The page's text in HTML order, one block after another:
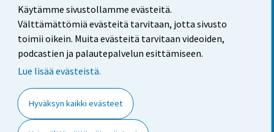
Käytämme sivustollamme evästeitä.
Välttämättömiä evästeitä tarvitaan, jotta sivusto
toimii oikein. Muita evästeitä tarvitaan videoiden,
podcastien ja palautepalvelun esittämiseen.
Lue lisää evästeistä.
Hyväksyn kaikki evästeet
Palaute
Käyttöehdot
Saavutettavuus
Tietoa sivustosta